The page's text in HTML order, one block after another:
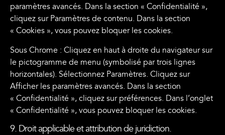
paramètres avancés. Dans la section « Confidentialité »,
cliquez sur Paramètres de contenu. Dans la section
« Cookies », vous pouvez bloquer les cookies.
Sous Chrome : Cliquez en haut à droite du navigateur sur
le pictogramme de menu (symbolisé par trois lignes
horizontales). Sélectionnez Paramètres. Cliquez sur
Afficher les paramètres avancés. Dans la section
« Confidentialité », cliquez sur préférences. Dans l’onglet
« Confidentialité », vous pouvez bloquer les cookies.
9. Droit applicable et attribution de juridiction.